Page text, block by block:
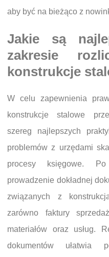
aby być na bieżąco z
Jakie są
zakresie
konstrukcje
W celu zapewnienia
konstrukcje stalowe
szereg najlepszych
problemów z urzędami
procesy księgowe.
prowadzenie dokładnej
związanych z
zarówno faktury
materiałów oraz usług.
dokumentów ułatwia